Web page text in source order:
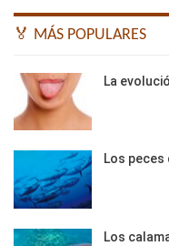
🏅 MÁS POPULARES
La
Los
Los